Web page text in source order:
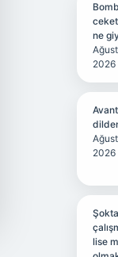
ne
2026
2026
Şokta
lise